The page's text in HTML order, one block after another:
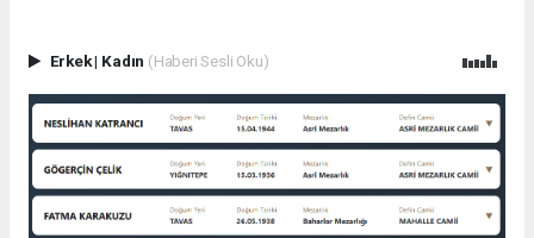
Erkek| Kadın (Haberi Sesli Oku)